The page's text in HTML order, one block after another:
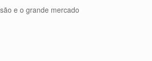
e o grande mercado